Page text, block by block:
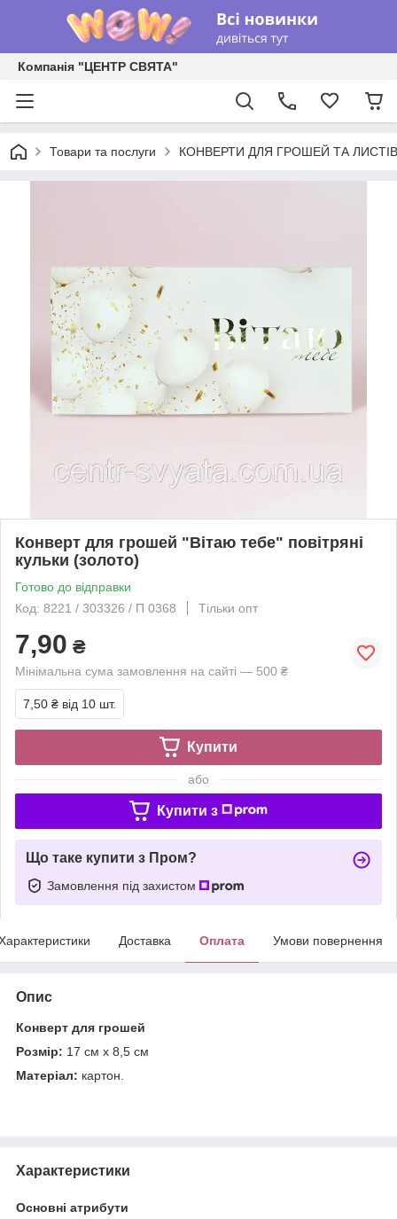
Компанія "ЦЕНТР СВЯТА"
Товари та послуги КОНВЕРТИ ДЛЯ ГРОШЕЙ ТА
Конверт для грошей "Вітаю тебе" повітряні
кульки (золото)
Готово до відправки
Код: 8221 / 303326 / П 0368
Тільки опт
7,90 ₴
Мінімальна сума замовлення на сайті — 500 ₴
7,50 ₴ від 10 шт.
Купити
або
Купити з
Що таке купити з Пром?
Замовлення під захистом
Доставка Оплата Умови повернення
Опис
Конверт для грошей
Розмір: 17 см х 8,5 см
Матеріал: картон.
Характеристики
Основні атрибути